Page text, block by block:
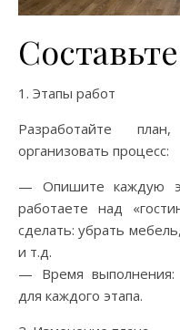
1. Этапы работ
Разработайте
организовать процесс:
— Опишите каждую
работаете над
сделать: убрать
и т.д.
— Время выполнения:
для каждого этапа.